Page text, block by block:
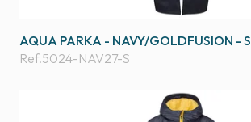
AQUA PARKA - NAVY/GOLDFUSION - S
Ref.5024-NAV27-S